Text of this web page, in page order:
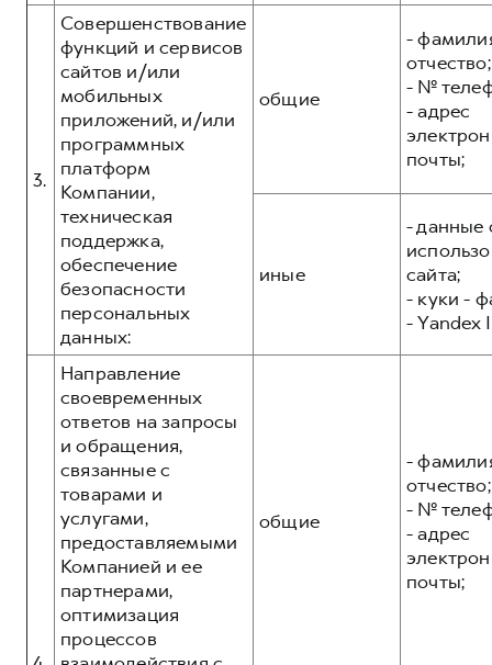
3.
Совершенствование
функций и сервисов
сайтов и/или
мобильных
приложений, и/или
программных
платформ
Компании,
техническая
поддержка,
обеспечение
безопасности
персональных
данных:
общие
-
отчество;
- №
- адрес
почты;
иные
- данные
сайта;
- куки -
- Yandex
Направление
своевременных
ответов на запросы
и обращения,
связанные с
товарами и
услугами,
предоставляемыми
Компанией и ее
партнерами,
оптимизация
процессов
общие
-
отчество;
- №
- адрес
почты;